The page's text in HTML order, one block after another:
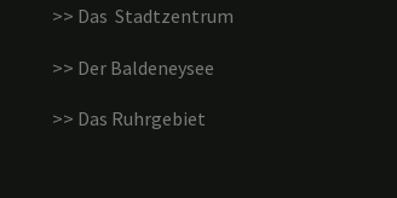
>> Das Stadtzentrum
>> Der Baldeneysee
>> Das Ruhrgebiet